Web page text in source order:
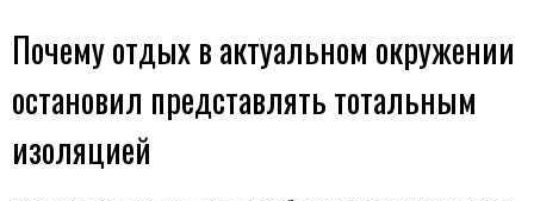
Почему отдых в актуальном окружении
остановил представлять тотальным
изоляцией